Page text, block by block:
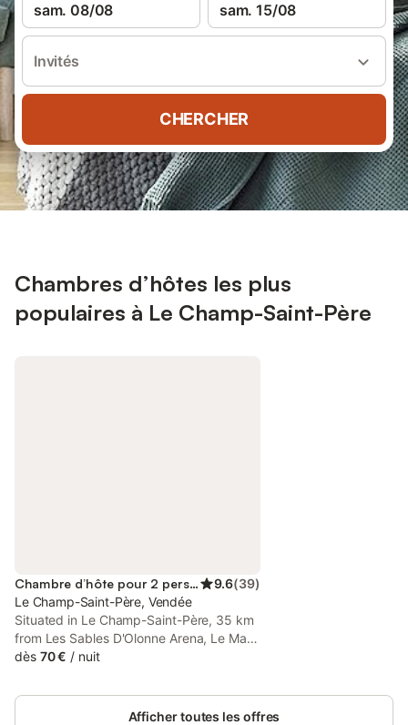
sam. 08/08 sam. 15/08
Invités
CHERCHER
Chambres d’hôtes les plus
populaires à Le Champ-Saint-Père
Chambre d’hôte pour 2 personnes 9.6(39)
Le Champ-Saint-Père, Vendée
Situated in Le Champ-Saint-Père, 35 km
from Les Sables D'Olonne Arena, Le Mas
des Vignes Chambres d hôtes et Suite en
outdoor swimming pool, a garden and
rooms with free WiFi access.
dès 70 € / nuit
Afficher toutes les offres